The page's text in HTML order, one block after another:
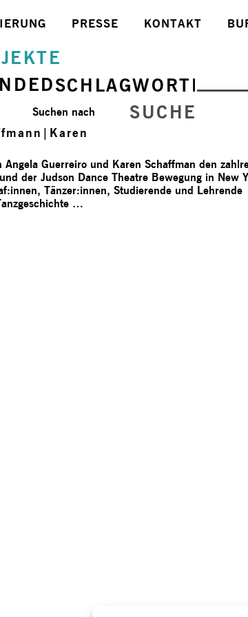
KONTAKT
PRESSE
SCHLAGWORTE
SUCHE
Suchen nach
Guerreiro und Karen Schaffman den
der Judson Dance Theatre Bewegung in New
Tänzer:innen, Studierende und Lehrende
…